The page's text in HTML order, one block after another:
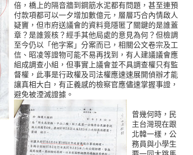
倍，橋上的隔音牆到鋼筋水泥都有問題，甚至連預
付款項都可以一夕增加數億元，層層巧合內情啟人
疑竇，但市府送議會的資料竟隱匿了關鍵的是誰蓋
章？是誰簽核？經手其他局處的意見為何？但檢調
至今仍以「他字案」分案而已，相關公文卷宗及工
信、昭凌等證物可能不易再找到，有人建議議會應
組成調查小組，但事實上議會並不具調查權只有監
督權，此事是行政權及司法權應速速展開偵辦才能
讓真相大白，有正義感的檢察官應儘速掌握事證，
避免被湮滅證據。
曾幾何時，民
主台灣現在跟
北韓一樣，公
務員與小學生